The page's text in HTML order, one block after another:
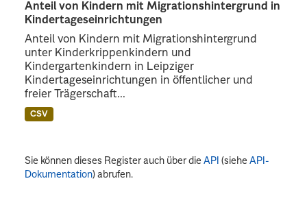
Anteil von Kindern mit Migrationshintergrund in
Kindertageseinrichtungen
Anteil von Kindern mit Migrationshintergrund
unter Kinderkrippenkindern und
Kindergartenkindern in Leipziger
Kindertageseinrichtungen in öffentlicher und
freier Trägerschaft...
CSV
Sie können dieses Register auch über dieAPI (sieheAPI-
Dokumentation) abrufen.